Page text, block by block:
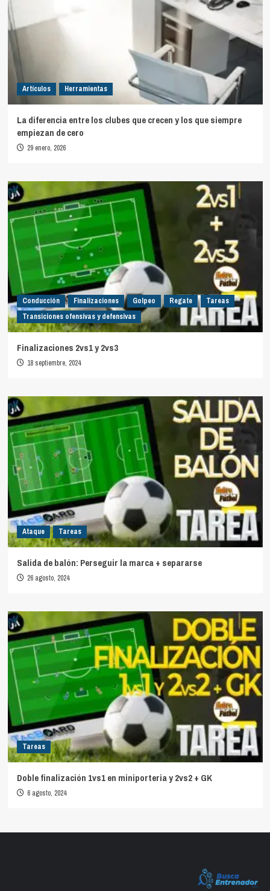
Artículos Herramientas
La diferencia entre los clubes que crecen y los que siempre
empiezan de cero
29 enero, 2026
Conducción Finalizaciones Golpeo Regate
Tareas
Transiciones ofensivas y defensivas
Finalizaciones 2vs1 y 2vs3
18 septiembre, 2024
Ataque Tareas
Salida de balón: Perseguir la marca + separarse
26 agosto, 2024
Tareas
Doble finalización 1vs1 en miniporteria y 2vs2 + GK
6 agosto, 2024